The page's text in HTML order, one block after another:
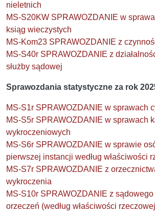
nieletnich
MS-S20KW SPRAWOZDANIE w
ksiąg wieczystych
MS-Kom23 SPRAWOZDANIE z
MS-S40r SPRAWOZDANIE z
służby sądowej
Sprawozdania statystyczne za rok
MS-S1r SPRAWOZDANIE w sprawach
MS-S5r SPRAWOZDANIE w sprawach
wykroczeniowych
MS-S6r SPRAWOZDANIE w sprawie
pierwszej instancji według właściwości
MS-S7r SPRAWOZDANIE z
wykroczenia
MS-S10r SPRAWOZDANIE z
orzeczeń (według właściwości